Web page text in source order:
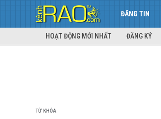
ĐĂNG TIN
HOẠT ĐỘNG MỚI NHẤT ĐĂNG KÝ
TỪ KHÓA